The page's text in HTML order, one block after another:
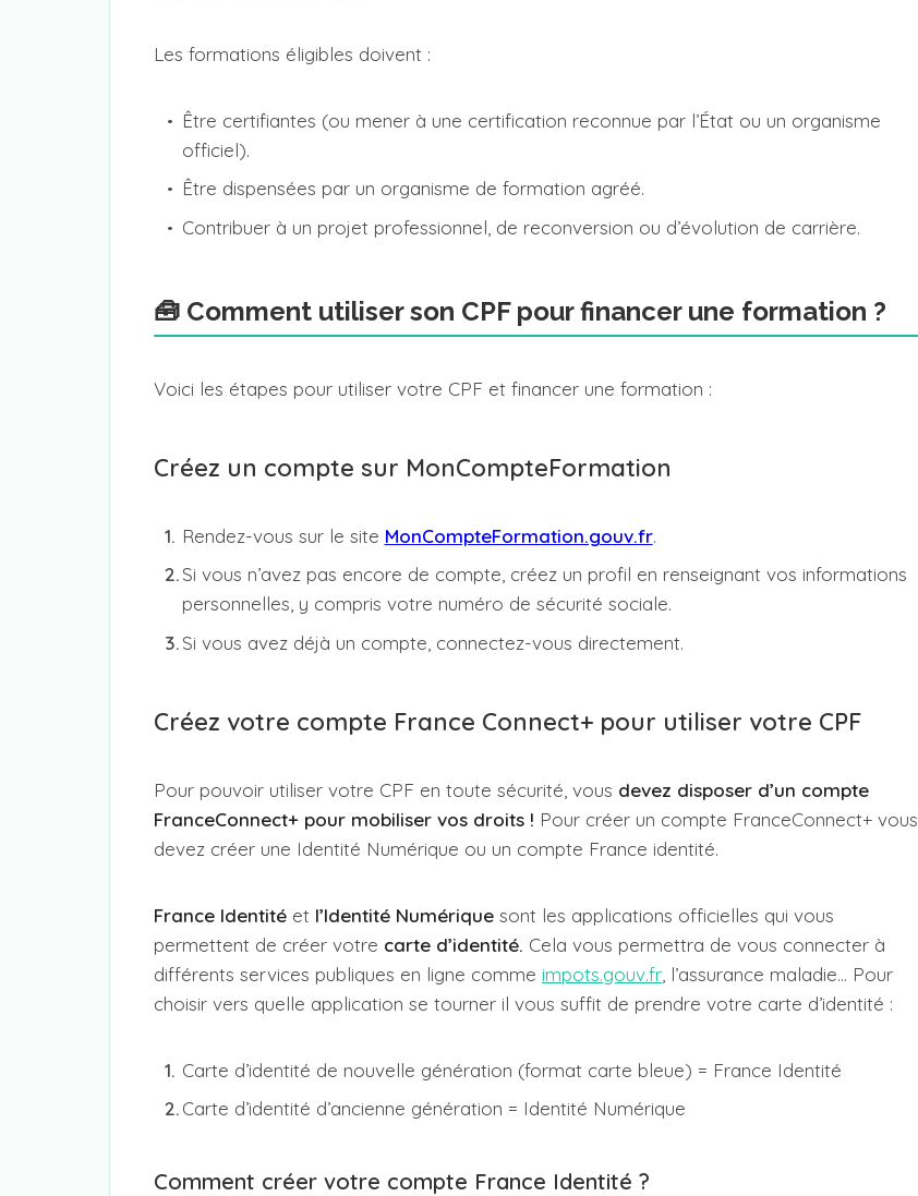
Les formations éligibles doivent :
Être certifiantes (ou mener à une certification reconnue par l’État ou un organisme
officiel).
Être dispensées par un organisme de formation agréé.
Contribuer à un projet professionnel, de reconversion ou d’évolution de carrière.
🧰 Comment utiliser son CPF pour financer une formation ?
Voici les étapes pour utiliser votre CPF et financer une formation :
Créez un compte sur MonCompteFormation
Rendez-vous sur le site MonCompteFormation.gouv.fr.
Si vous n’avez pas encore de compte, créez un profil en renseignant vos informations
personnelles, y compris votre numéro de sécurité sociale.
Si vous avez déjà un compte, connectez-vous directement.
Créez votre compte France Connect+ pour utiliser votre CPF
Pour pouvoir utiliser votre CPF en toute sécurité, vous devez disposer d’un compte
FranceConnect+ pour mobiliser vos droits ! Pour créer un compte FranceConnect+ vous
devez créer une Identité Numérique ou un compte France identité.
France Identité et l’Identité Numérique sont les applications officielles qui vous
permettent de créer votre carte d’identité. Cela vous permettra de vous connecter à
différents services publiques en ligne comme impots.gouv.fr , l’assurance maladie… Pour
choisir vers quelle application se tourner il vous suffit de prendre votre carte d’identité :
Carte d’identité de nouvelle génération (format carte bleue) = France Identité
Carte d’identité d’ancienne génération = Identité Numérique
Comment créer votre compte France Identité ?